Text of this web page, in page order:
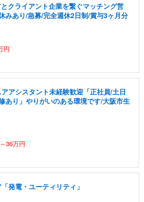
クライアント企業を繋ぐマッチング営
みあり/急募/完全週休2日制/賞与3ヶ月分
円
アシスタント未経験歓迎「正社員/土日
あり」やりがいのある環境です/大阪市生
36万円
発電・ユーティリティ」